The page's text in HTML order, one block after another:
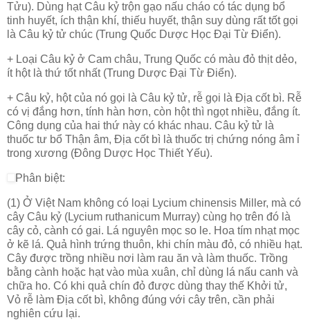
Tửu). Dùng hạt Câu kỷ trộn gạo nấu cháo có tác dụng bổ
tinh huyết, ích thận khí, thiếu huyết, thận suy dùng rất tốt gọi
là Câu kỷ tử chúc (Trung Quốc Dược Học Đại Từ Điển).
+ Loại Câu kỷ ở Cam châu, Trung Quốc có màu đỏ thịt dẻo,
ít hột là thứ tốt nhất (Trung Dược Đại Từ Điển).
+ Câu kỷ, hột của nó gọi là Câu kỷ tử, rễ gọi là Địa cốt bì. Rễ
có vị đắng hơn, tính hàn hơn, còn hột thì ngọt nhiều, đắng ít.
Công dụng của hai thứ này có khác nhau. Câu kỷ tử là
thuốc tư bổ Thận âm, Địa cốt bì là thuốc trị chứng nóng âm ỉ
trong xương (Đông Dược Học Thiết Yếu).
Phân biệt:
(1) Ở Việt Nam không có loại Lycium chinensis Miller, mà có
cây Câu kỷ (Lycium ruthanicum Murray) cùng họ trên đó là
cây cỏ, cành có gai. Lá nguyên mọc so le. Hoa tím nhạt mọc
ở kẽ lá. Quả hình trứng thuôn, khi chín màu đỏ, có nhiều hạt.
Cây được trồng nhiều nơi làm rau ăn và làm thuốc. Trồng
bằng cành hoặc hạt vào mùa xuân, chỉ dùng lá nấu canh và
chữa ho. Có khi quả chín đỏ được dùng thay thế Khởi tử,
Vỏ rễ làm Địa cốt bì, không đúng với cây trên, cần phải
nghiên cứu lại.